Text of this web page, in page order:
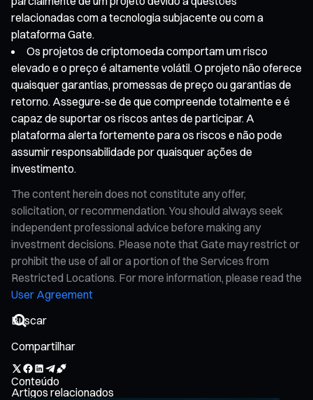
relacionadas com a tecnologia subjacente ou com a
plataforma Gate.
Os projetos de criptomoeda comportam um risco
elevado e o preço é altamente volátil. O projeto não oferece
quaisquer garantias, promessas de preço ou garantias de
retorno. Assegure-se de que compreende totalmente e é
capaz de suportar os riscos antes de participar. A
plataforma alerta fortemente para os riscos e não pode
assumir responsabilidade por quaisquer ações de
investimento.
The content herein does not constitute any offer,
solicitation, or recommendation. You should always seek
independent professional advice before making any
investment decisions. Please note that Gate may restrict or
prohibit the use of all or a portion of the Services from
Restricted Locations. For more information, please read the
User Agreement
Compartilhar
Conteúdo
Artigos relacionados